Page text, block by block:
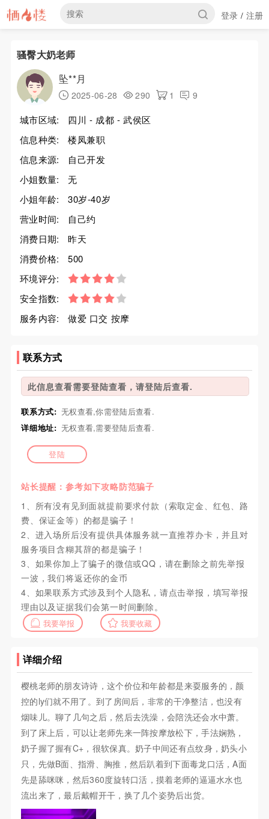
登录 / 注册
骚臀大奶老师
坠**月
2025-06-28 290 1 9
城市区域:
四川 - 成都 - 武侯区
信息种类:
楼凤兼职
信息来源:
自己开发
小姐数量:
无
小姐年龄:
30岁-40岁
营业时间:
自己约
消费日期:
昨天
消费价格:
500
环境评分:
安全指数:
服务内容:
做爱 口交 按摩
联系方式
此信息查看需要登陆查看，请登陆后查看.
联系方式: 无权查看,你需登陆后查看.
详细地址: 无权查看,需要登陆后查看.
登陆
站长提醒：参考如下攻略防范骗子
1、所有没有见到面就提前要求付款（索取定金、红包、路
费、保证金等）的都是骗子！
2、进入场所后没有提供具体服务就一直推荐办卡，并且对
服务项目含糊其辞的都是骗子！
3、如果你加上了骗子的微信或QQ，请在删除之前先举报
一波，我们将返还你的金币
4、如果联系方式涉及到个人隐私，请点击举报，填写举报
理由以及证据我们会第一时间删除。
我要举报 我要收藏
详细介绍
樱桃老师的朋友诗诗，这个价位和年龄都是来耍服务的，颜
控的ly们就不用了。到了房间后，非常的干净整洁，也没有
烟味儿。聊了几句之后，然后去洗澡，会陪洗还会水中萧。
到了床上后，可以让老师先来一阵按摩放松下，手法娴熟，
奶子握了握有C+，很软保真。奶子中间还有点纹身，奶头小
只，先做B面、指滑、胸推，然后趴着到下面毒龙口活，A面
先是舔咪咪，然后360度旋转口活，摸着老师的逼逼水水也
流出来了，最后戴帽开干，换了几个姿势后出货。